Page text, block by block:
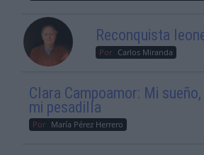
Reconquista
Por Carlos Miranda
Clara Campoamor: Mi sueño,
mi pesadilla
Por María Pérez Herrero